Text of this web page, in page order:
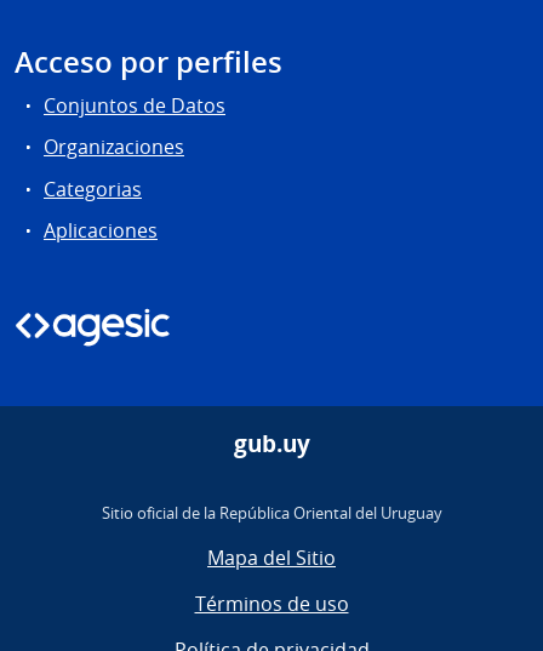
Acceso por perfiles
Conjuntos de Datos
Organizaciones
Categorias
Aplicaciones
gub.uy
Sitio oficial de la República Oriental del Uruguay
Mapa del Sitio
Términos de uso